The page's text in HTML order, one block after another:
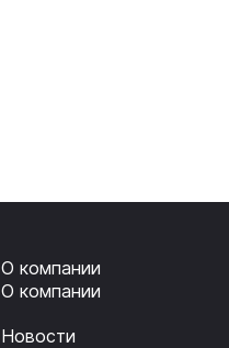
О компании
О компании
Новости